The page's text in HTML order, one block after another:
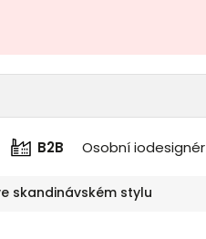
B2B Osobní iodesignér
skandinávském stylu